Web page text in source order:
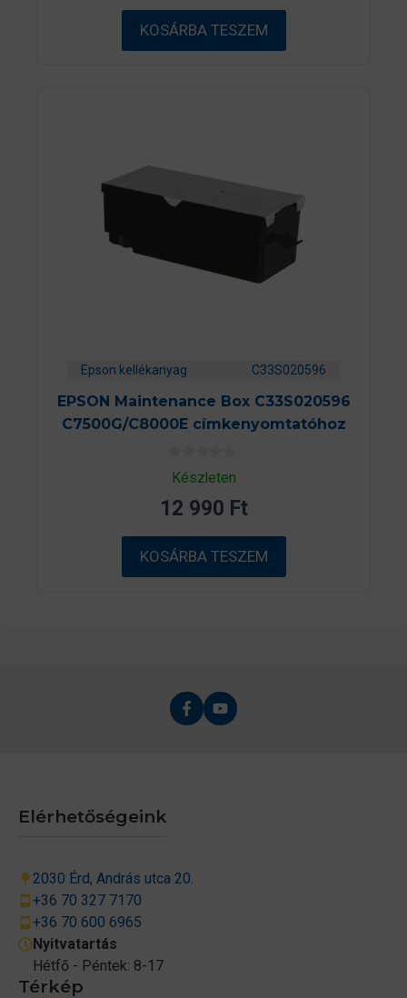
b
ő
l
KOSÁRBA TESZEM
Epson kellékanyag C33S020596
EPSON Maintenance Box C33S020596
C7500G/C8000E címkenyomtatóhoz
0
a
5
b
ő
l
Készleten
12 990 Ft
KOSÁRBA TESZEM
Térkép
Elérhetőségeink
2030 Érd, András utca 20.
+36 70 327 7170
+36 70 600 6965
Nyitvatartás
Hétfő - Péntek: 8-17